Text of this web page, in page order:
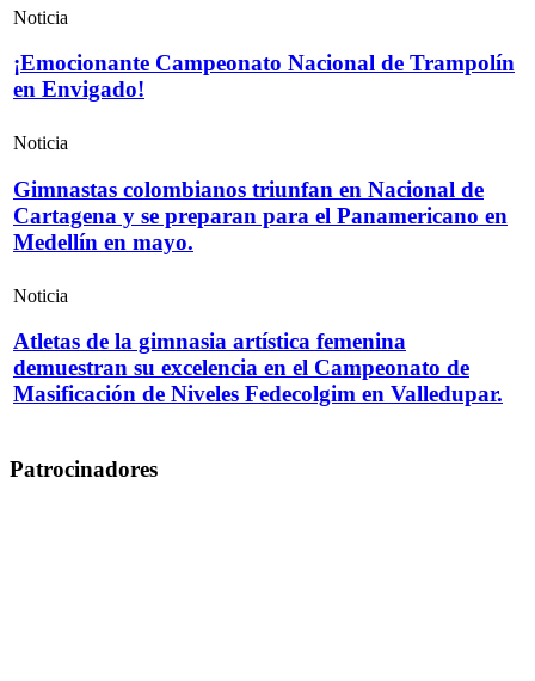
Noticia
¡Emocionante Campeonato Nacional de Trampolín
en Envigado!
Noticia
Gimnastas colombianos triunfan en Nacional de
Cartagena y se preparan para el Panamericano en
Medellín en mayo.
Noticia
Atletas de la gimnasia artística femenina
demuestran su excelencia en el Campeonato de
Masificación de Niveles Fedecolgim en Valledupar.
Patrocinadores